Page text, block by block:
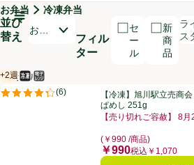
メインメニュ―ボタン
お弁当 冷凍弁当
並び
替え
開いて並び替えオプションのリストを見る
おす
フィル
ター
セ
ー
ル
新
商
品
ラ
ス
商品リスト
【セール】
【冷凍】旭川駅立売商会 噴火湾産 手ほぐ
+2週
賞味・消費期限保証：2週間
冷凍食品
電子レンジ使用可
(6)
評価は6件のレビューで5点中4.3点。
【冷凍】旭川駅立売商
ぱめし 251g
【売り切れご容赦】 8
(￥990 /商品)
価格
￥990税込￥1,070